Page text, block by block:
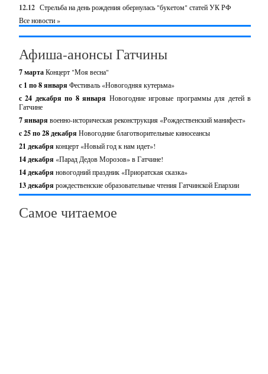
12.12 Стрельба на день рождения обернулась "букетом" статей УК РФ
Все новости »
Афиша-анонсы Гатчины
7 мартаКонцерт "Моя весна"
с 1 по 8 января Фестиваль «Новогодняя кутерьма»
с 24 декабря по 8 января Новогодние игровые программы для детей в
Гатчине
7 января военно-историческая реконструкция «Рождественский манифест»
c 25 по 28 декабря Новогодние благотворительные киносеансы
21 декабря концерт «Новый год к нам идет»!
14 декабря «Парад Дедов Морозов» в Гатчине!
14 декабря новогодний праздник «Приоратская сказка»
13 декабря рождественские образовательные чтения Гатчинской Епархии
Самое читаемое